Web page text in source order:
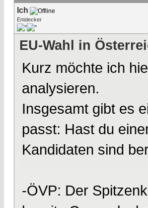
Ich
Entdecker
EU-Wahl in
Kurz möchte ich
analysieren.
Insgesamt gibt es
passt: Hast du
Kandidaten sind
-ÖVP: Der